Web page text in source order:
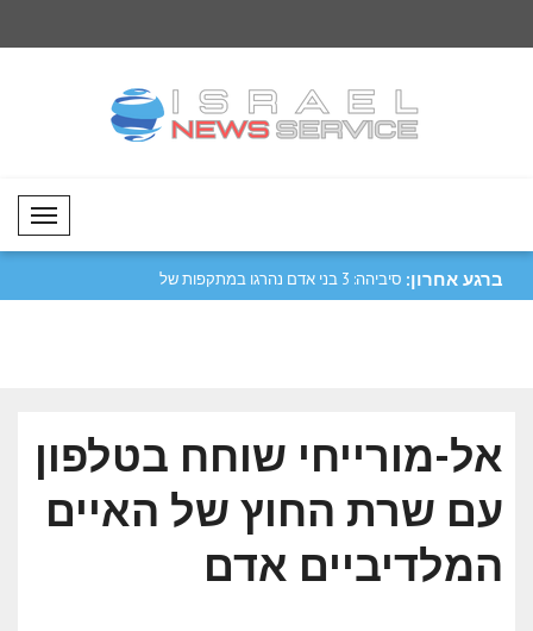
Mobil Menü
ברגע אחרון: סיביהה: 3 בני אדם נהרגו במתקפות של ותמשיך בדיאלוג
אל-מורייחי שוחח בטלפון
עם שרת החוץ של האיים
המלדיביים אדם